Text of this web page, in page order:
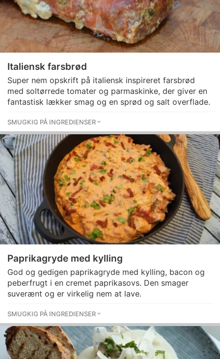
Italiensk farsbrød
Super nem opskrift på italiensk inspireret farsbrød
med soltørrede tomater og parmaskinke, der giver en
fantastisk lækker smag og en sprød og salt overflade.
SMUGKIG PÅ INGREDIENSER
Paprikagryde med kylling
God og gedigen paprikagryde med kylling, bacon og
peberfrugt i en cremet paprikasovs. Den smager
suverænt og er virkelig nem at lave.
SMUGKIG PÅ INGREDIENSER